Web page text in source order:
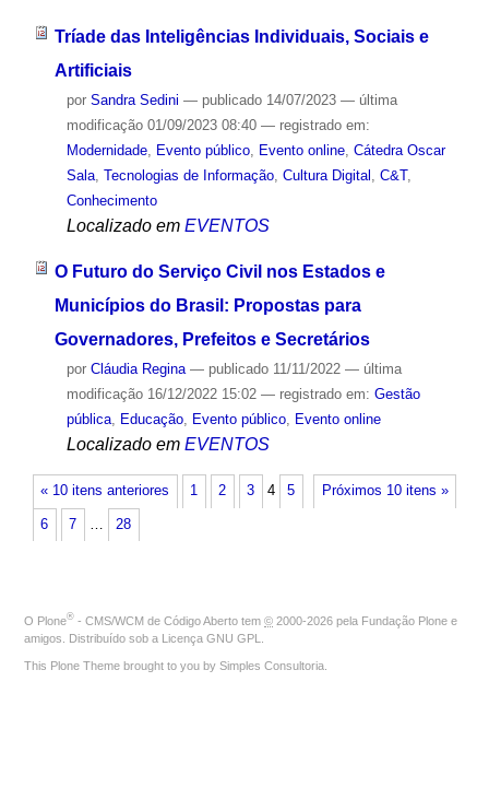
Tríade das Inteligências Individuais, Sociais e
Artificiais
por Sandra Sedini — publicado14/07/2023 — última
modificação01/09/2023 08:40 — registrado em:
Modernidade, Evento público, Evento online, Cátedra Oscar
Sala, Tecnologias de Informação, Cultura Digital C&T,
Conhecimento
Localizado em EVENTOS
O Futuro do Serviço Civil nos Estados e
Municípios do Brasil: Propostas para
Governadores, Prefeitos e Secretários
por Cláudia Regina — publicado11/11/2022 — última
modificação16/12/2022 15:02 — registrado em: Gestão
pública, Educação, Evento público, Evento online
Localizado em EVENTOS
« 10 itens anteriores Próximos 10 itens »
1 2 3 4 5
6 7 … 28
O Plone® - CMS/WCM de Código Aberto tem © 2000-2026 pela Fundação Plone e
amigos. Distribuído sob a Licença GNU GPL
This Plone Theme brought to you by Simples Consultoria